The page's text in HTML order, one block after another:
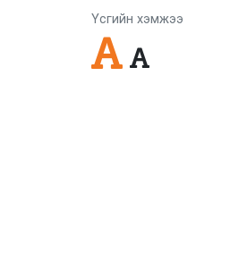
Үсгийн хэмжээ